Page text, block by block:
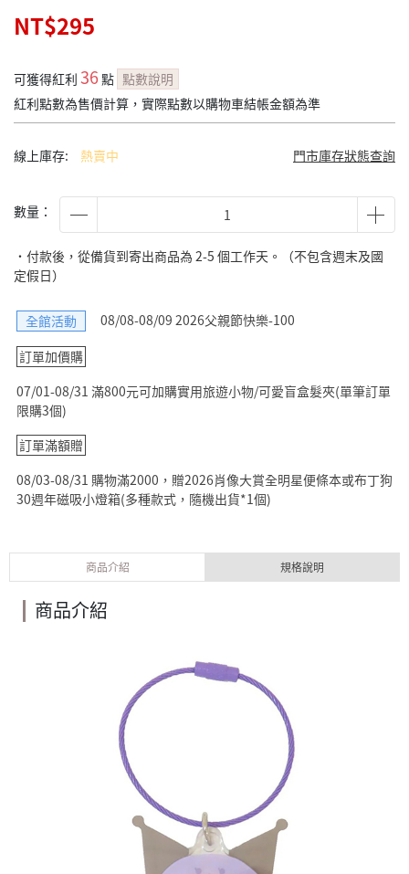
NT$295
可獲得紅利 36點 點數說明
紅利點數為售價計算，實際點數以購物車結帳金額為準
線上庫存: 熱賣中 門市庫存狀態查詢
數量：
˙付款後，從備貨到寄出商品為 2-5 個工作天。（不包含週末及國
定假日）
全館活動
08/08-08/09 2026父親節快樂-100
訂單加價購
07/01-08/31 滿800元可加購實用旅遊小物/可愛盲盒髮夾(單筆訂單
限購3個)
訂單滿額贈
08/03-08/31 購物滿2000，贈2026肖像大賞全明星便條本或布丁狗
30週年磁吸小燈箱(多種款式，隨機出貨*1個)
商品介紹 規格說明
商品介紹